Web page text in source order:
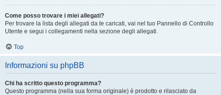
Come posso trovare i miei allegati?
Per trovare la lista degli allegati da te caricati, vai nel tuo Pannello di Controllo
Utente e segui i collegamenti nella sezione degli allegati.
Top
Informazioni su phpBB
Chi ha scritto questo programma?
Questo programma (nella sua forma originale) è prodotto e rilasciato da